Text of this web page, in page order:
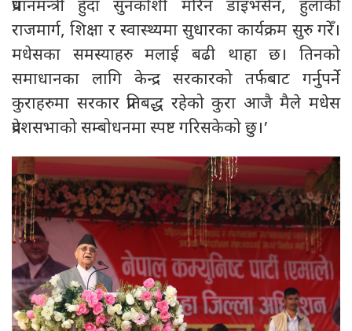
प्रधानमन्त्री हुँदा सुनकोशी मरिन डाइभर्सन, हुलाकी
राजमार्ग, शिक्षा र स्वास्थ्यमा सुधारका कार्यक्रम सुरु गरेँ।
मधेसका समस्याहरु मलाई बढी थाहा छ। तिनको
समाधानका लागि केन्द्र सरकारको तर्फबाट गर्नुपर्ने
कुराहरुमा सरकार प्रतिबद्ध रहेको कुरा आजै मैले मधेस
प्रदेशसभाको सम्बोधनमा स्पष्ट गरिसकेको छु।’